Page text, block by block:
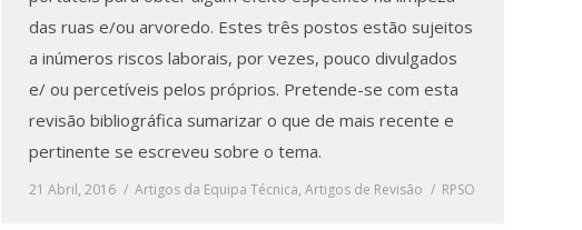
das ruas e/ou arvoredo. Estes três postos estão sujeitos
a inúmeros riscos laborais, por vezes, pouco divulgados
e/ ou percetíveis pelos próprios. Pretende-se com esta
revisão bibliográfica sumarizar o que de mais recente e
pertinente se escreveu sobre o tema.
21 Abril, 2016 Artigos da Equipa Técnica, Artigos de Revisão RPSO